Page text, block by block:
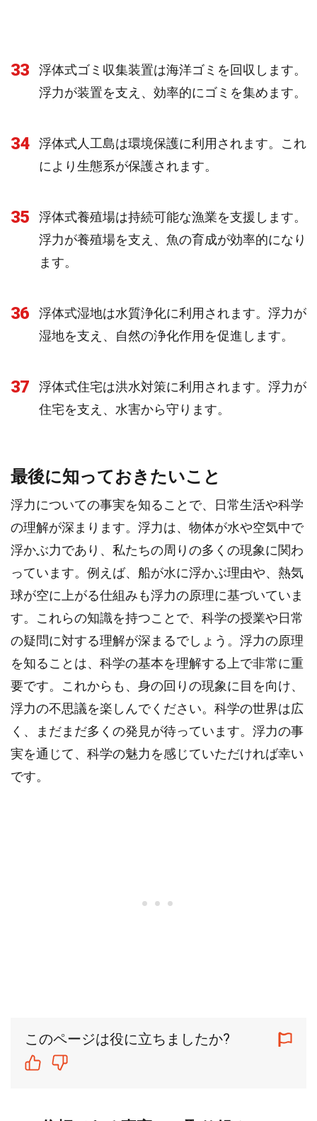
33
浮体式ゴミ収集装置は海洋ゴミを回収します。
浮力が装置を支え、効率的にゴミを集めます。
34
浮体式人工島は環境保護に利用されます。これ
により生態系が保護されます。
35
浮体式養殖場は持続可能な漁業を支援します。
浮力が養殖場を支え、魚の育成が効率的になり
ます。
36
浮体式湿地は水質浄化に利用されます。浮力が
湿地を支え、自然の浄化作用を促進します。
37
浮体式住宅は洪水対策に利用されます。浮力が
住宅を支え、水害から守ります。
最後に知っておきたいこと
浮力についての事実を知ることで、日常生活や科学
の理解が深まります。浮力は、物体が水や空気中で
浮かぶ力であり、私たちの周りの多くの現象に関わ
っています。例えば、船が水に浮かぶ理由や、熱気
球が空に上がる仕組みも浮力の原理に基づいていま
す。これらの知識を持つことで、科学の授業や日常
の疑問に対する理解が深まるでしょう。浮力の原理
を知ることは、科学の基本を理解する上で非常に重
要です。これからも、身の回りの現象に目を向け、
浮力の不思議を楽しんでください。科学の世界は広
く、まだまだ多くの発見が待っています。浮力の事
実を通じて、科学の魅力を感じていただければ幸い
です。
このページは役に立ちましたか?